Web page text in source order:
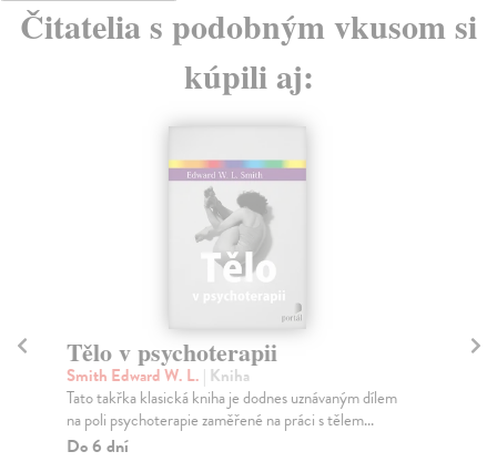
Čitatelia s podobným vkusom si
kúpili aj:
Tělo v psychoterapii
Smith Edward W. L. | Kniha
Tato takřka klasická kniha je dodnes uznávaným dílem
na poli psychoterapie zaměřené na práci s tělem...
Do 6 dní